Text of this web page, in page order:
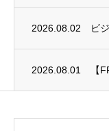
2026.08.02
2026.08.01